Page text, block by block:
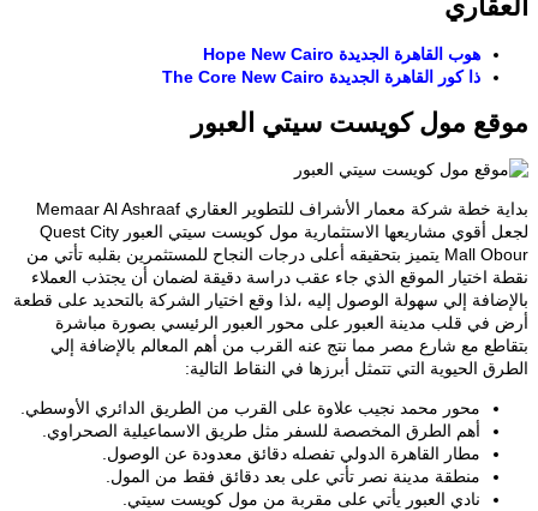
هوب القاهرة الجديدة Hope New Cairo
ذا كور القاهرة الجديدة The Core New Cairo
مول كويست سيتي العبور
خطة شركة معمار الأشراف للتطوير العقاريMemaar Al Ashraaf
لجعل أقوي مشاريعها الاستثمارية مول كويست سيتي العبور Quest City
Mall Obour يتميز بتحقيقه أعلى درجات النجاح للمستثمرين بقلبه تأتي من
اختيار الموقع الذي جاء عقب دراسة دقيقة لضمان أن يجتذب العملاء
إلي سهولة الوصول إليه ،لذا وقع اختيار الشركة بالتحديد على قطعة
قلب مدينة العبور على محور العبور الرئيسي بصورة مباشرة
مع شارع مصر مما نتج عنه القرب من أهم المعالم بالإضافة إلي
الحيوية التي تتمثل أبرزها في النقاط التالية:
محور محمد نجيب علاوة على القرب من الطريق الدائري الأوسطي.
أهم الطرق المخصصة للسفر مثل طريق الاسماعيلية الصحراوي.
مطار القاهرة الدولي تفصله دقائق معدودة عن الوصول.
منطقة مدينة نصر تأتي على بعد دقائق فقط من المول.
نادي العبور يأتي على مقربة من مول كويست سيتي.